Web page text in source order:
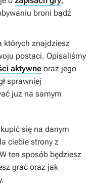
broni bądź
których znajdziesz
postaci. Opisaliśmy
aktywne oraz jego
sprawniej
już na samym
się na danym
ciebie strony z
ten sposób będziesz
grać oraz jak